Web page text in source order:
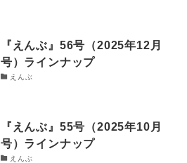
『えんぶ』56号（2025年12月
号）ラインナップ
えんぶ
『えんぶ』55号（2025年10月
号）ラインナップ
えんぶ